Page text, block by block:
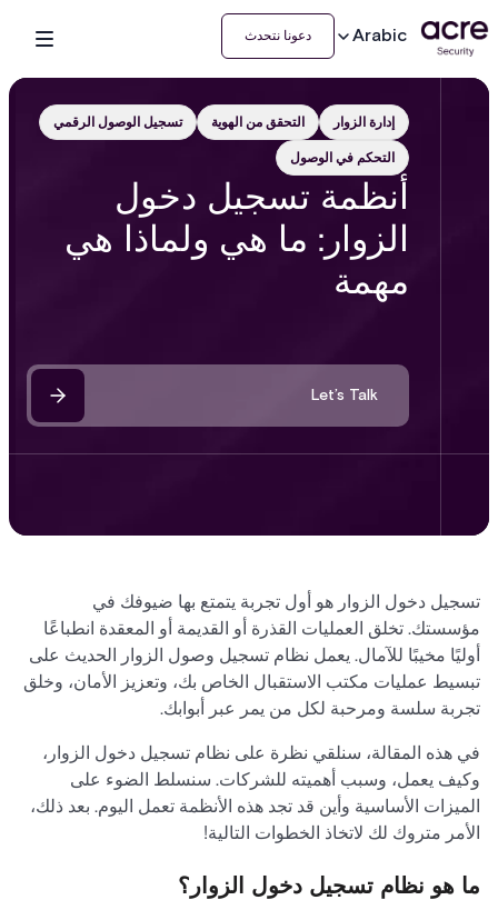
Arabic دعونا نتحدث
إدارة الزوار التحقق من الهوية تسجيل الوصول الرقمي
التحكم في الوصول
أنظمة تسجيل دخول
الزوار: ما هي ولماذا هي
مهمة
Let’s Talk
تسجيل دخول الزوار هو أول تجربة يتمتع بها ضيوفك في
مؤسستك. تخلق العمليات القذرة أو القديمة أو المعقدة انطباعًا
أوليًا مخيبًا للآمال. يعمل نظام تسجيل وصول الزوار الحديث على
تبسيط عمليات مكتب الاستقبال الخاص بك، وتعزيز الأمان، وخلق
تجربة سلسة ومرحبة لكل من يمر عبر أبوابك.
في هذه المقالة، سنلقي نظرة على نظام تسجيل دخول الزوار،
وكيف يعمل، وسبب أهميته للشركات. سنسلط الضوء على
الميزات الأساسية وأين قد تجد هذه الأنظمة تعمل اليوم. بعد ذلك،
الأمر متروك لك لاتخاذ الخطوات التالية!
ما هو نظام تسجيل دخول الزوار؟